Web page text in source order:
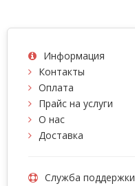
Информация
Контакты
Оплата
Прайс на услуги
О нас
Доставка
Служба поддержки